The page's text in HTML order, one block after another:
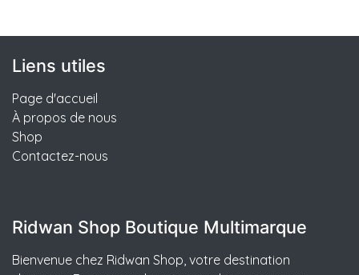
Liens utiles
Page d'accueil
À propos de nous
Shop
Contactez-nous
Ridwan Shop Boutique Multimarque
Bienvenue chez Ridwan Shop, votre destination